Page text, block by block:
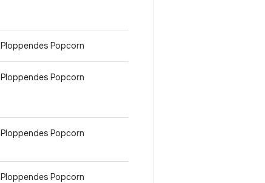
Ploppendes Popcorn
Ploppendes Popcorn
Ploppendes Popcorn
Ploppendes Popcorn